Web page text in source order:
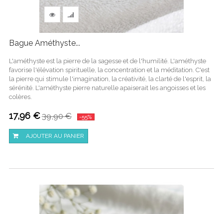
Bague Améthyste...
L'améthyste est la pierre de la sagesse et de l'humilité. L'améthyste
favorise l'élévation spirituelle, la concentration et la méditation. C'est
la pierre qui stimule l'imagination, la créativité, la clarté de l'esprit, la
sérénité. L'améthyste pierre naturelle apaiserait les angoisses et les
colères.
17,96 €39,90 € -55%
AJOUTER AU PANIER